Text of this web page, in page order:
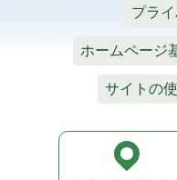
プラ
ホームページ
サイトの